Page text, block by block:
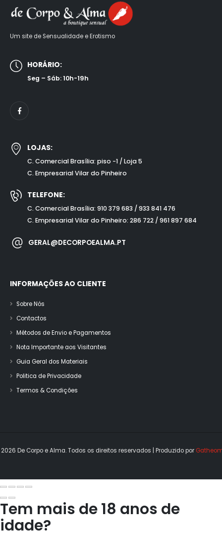
Um site de Sensualidade e Erotismo
HORÁRIO:
Seg – Sáb: 10h-19h
LOJAS:
C. Comercial Brasília: piso -1 / Loja 5
C. Empresarial Vilar do Pinheiro
TELEFONE:
C. Comercial Brasília: 910 379 683 / 933 841 476
C. Empresarial Vilar do Pinheiro: 286 722 / 961 897 684
GERAL@DECORPOEALMA.PT
INFORMAÇÕES AO CLIENTE
Sobre Nós
Contactos
Métodos de Envio e Pagamentos
Nota Importante aos Visitantes
Guia Geral dos Materiais
Politica de Privacidade
Termos & Condições
De Corpo e Alma. Todos os direitos reservados | Produzido por
Tem mais de 18 anos de
idade?